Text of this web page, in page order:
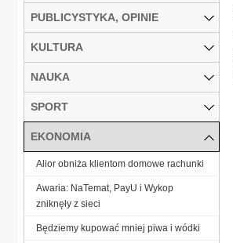
PUBLICYSTYKA, OPINIE
KULTURA
NAUKA
SPORT
EKONOMIA
Alior obniża klientom domowe rachunki
Awaria: NaTemat, PayU i Wykop
zniknęły z sieci
Będziemy kupować mniej piwa i wódki